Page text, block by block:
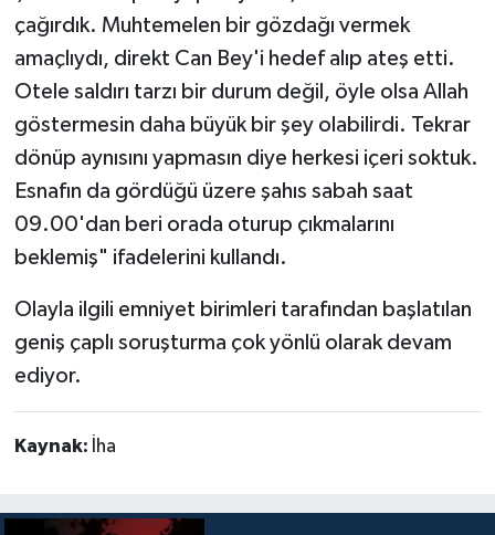
çağırdık. Muhtemelen bir gözdağı vermek
amaçlıydı, direkt Can Bey'i hedef alıp ateş etti.
Otele saldırı tarzı bir durum değil, öyle olsa Allah
göstermesin daha büyük bir şey olabilirdi. Tekrar
dönüp aynısını yapmasın diye herkesi içeri soktuk.
Esnafın da gördüğü üzere şahıs sabah saat
09.00'dan beri orada oturup çıkmalarını
beklemiş" ifadelerini kullandı.
Olayla ilgili emniyet birimleri tarafından başlatılan
geniş çaplı soruşturma çok yönlü olarak devam
ediyor.
Kaynak: İha